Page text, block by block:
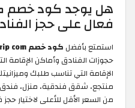
فعال على حجز
استمتع بأفضل كود خصم Trip com في أغسطس 2026
حجوزات الفنادق وأماكن الإقامة
الإقامة التي تناسب طلبك
منتجع، شقق فندقية، منزل، فندق
من السعر الأقل للأعلى لاختيار